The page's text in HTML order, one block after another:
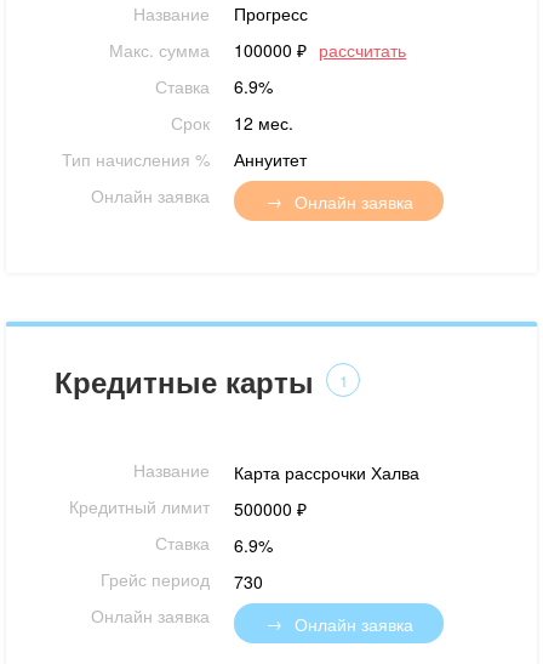
Название
Прогресс
Макс. сумма
100000 ₽ рассчитать
Ставка
6.9%
Срок
12 мес.
Тип начисления %
Аннуитет
Онлайн заявка
Онлайн заявка
Кредитные карты 1
Название
Карта рассрочки Халва
Кредитный лимит
500000 ₽
Ставка
6.9%
Грейс период
730
Онлайн заявка
Онлайн заявка